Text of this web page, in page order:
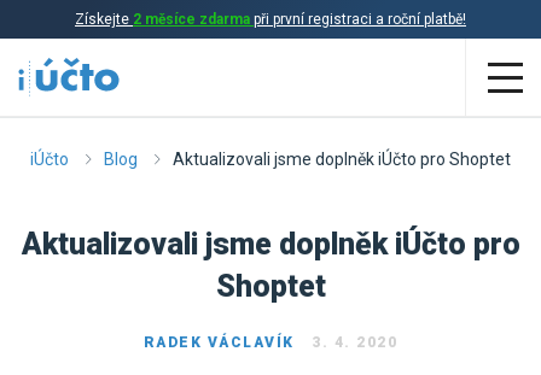
Získejte 2 měsíce zdarma při první registraci a roční platbě!
Aplikace
Daňová evidence
iÚčto Blog Aktualizovali jsme doplněk iÚčto pro Shoptet
Aktualizovali jsme doplněk iÚčto pro
Shoptet
RADEK VÁCLAVÍK 3. 4. 2020